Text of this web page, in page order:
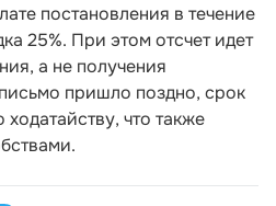
постановления в течение
25%. При этом отсчет идет
а не получения
пришло поздно, срок
что также